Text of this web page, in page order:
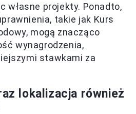
własne projekty. Ponadto,
takie jak Kurs
mogą znacząco
wynagrodzenia,
stawkami za
lokalizacja również